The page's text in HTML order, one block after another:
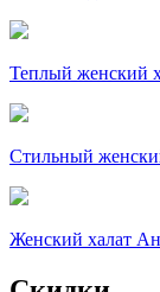
Теплый женский
Стильный
Женский халат